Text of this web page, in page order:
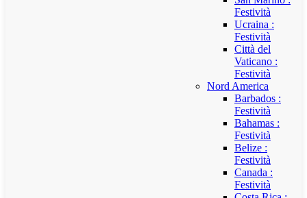
Festività
Ucraina :
Festività
Città del
Vaticano :
Festività
Nord America
Barbados :
Festività
Bahamas :
Festività
Belize :
Festività
Canada :
Festività